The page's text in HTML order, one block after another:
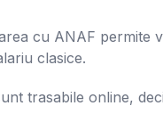
cu ANAF permite
clasice.
trasabile online,